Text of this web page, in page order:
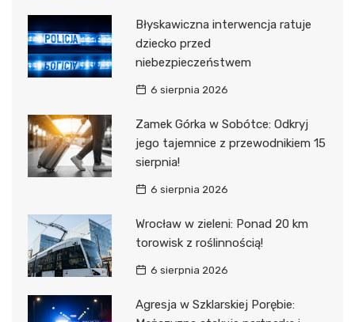
Błyskawiczna interwencja ratuje
dziecko przed
niebezpieczeństwem
6 sierpnia 2026
Zamek Górka w Sobótce: Odkryj
jego tajemnice z przewodnikiem 15
sierpnia!
6 sierpnia 2026
Wrocław w zieleni: Ponad 20 km
torowisk z roślinnością!
6 sierpnia 2026
Agresja w Szklarskiej Porębie: